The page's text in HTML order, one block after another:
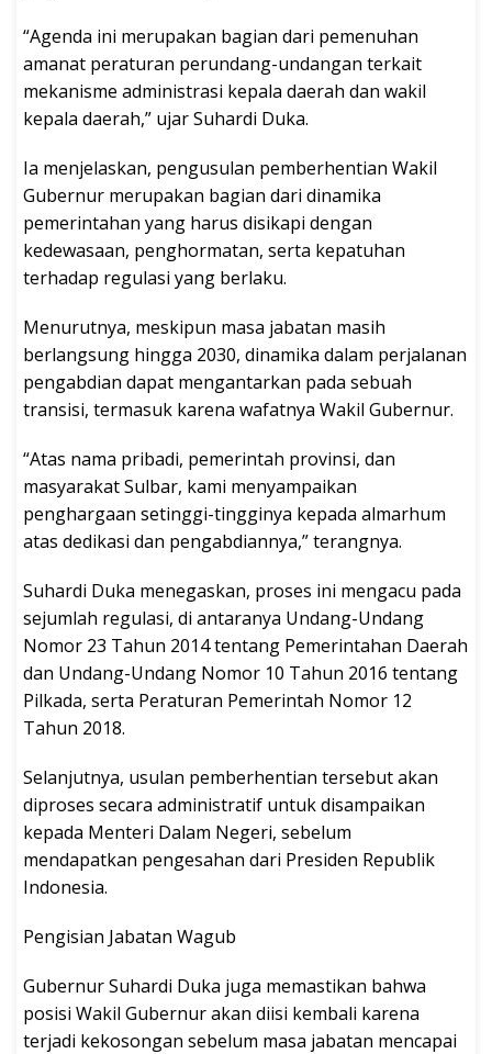
“Agenda ini merupakan bagian dari pemenuhan
amanat peraturan perundang-undangan terkait
mekanisme administrasi kepala daerah dan wakil
kepala daerah,” ujar Suhardi Duka.
Ia menjelaskan, pengusulan pemberhentian Wakil
Gubernur merupakan bagian dari dinamika
pemerintahan yang harus disikapi dengan
kedewasaan, penghormatan, serta kepatuhan
terhadap regulasi yang berlaku.
Menurutnya, meskipun masa jabatan masih
berlangsung hingga 2030, dinamika dalam perjalanan
pengabdian dapat mengantarkan pada sebuah
transisi, termasuk karena wafatnya Wakil Gubernur.
“Atas nama pribadi, pemerintah provinsi, dan
masyarakat Sulbar, kami menyampaikan
penghargaan setinggi-tingginya kepada almarhum
atas dedikasi dan pengabdiannya,” terangnya.
Suhardi Duka menegaskan, proses ini mengacu pada
sejumlah regulasi, di antaranya Undang-Undang
Nomor 23 Tahun 2014 tentang Pemerintahan Daerah
dan Undang-Undang Nomor 10 Tahun 2016 tentang
Pilkada, serta Peraturan Pemerintah Nomor 12
Tahun 2018.
Selanjutnya, usulan pemberhentian tersebut akan
diproses secara administratif untuk disampaikan
kepada Menteri Dalam Negeri, sebelum
mendapatkan pengesahan dari Presiden Republik
Indonesia.
Pengisian Jabatan Wagub
Gubernur Suhardi Duka juga memastikan bahwa
posisi Wakil Gubernur akan diisi kembali karena
terjadi kekosongan sebelum masa jabatan mencapai